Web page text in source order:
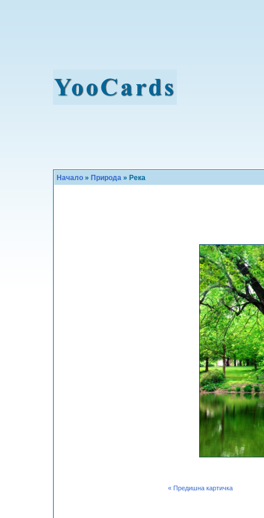
Начало » Природа » Река
« Предишна картичка